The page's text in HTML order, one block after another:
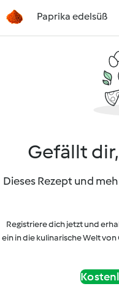
Paprika edelsüß
Gefällt
Dieses Rezept und
Registriere dich jetzt und
ein in die kulinarische Welt